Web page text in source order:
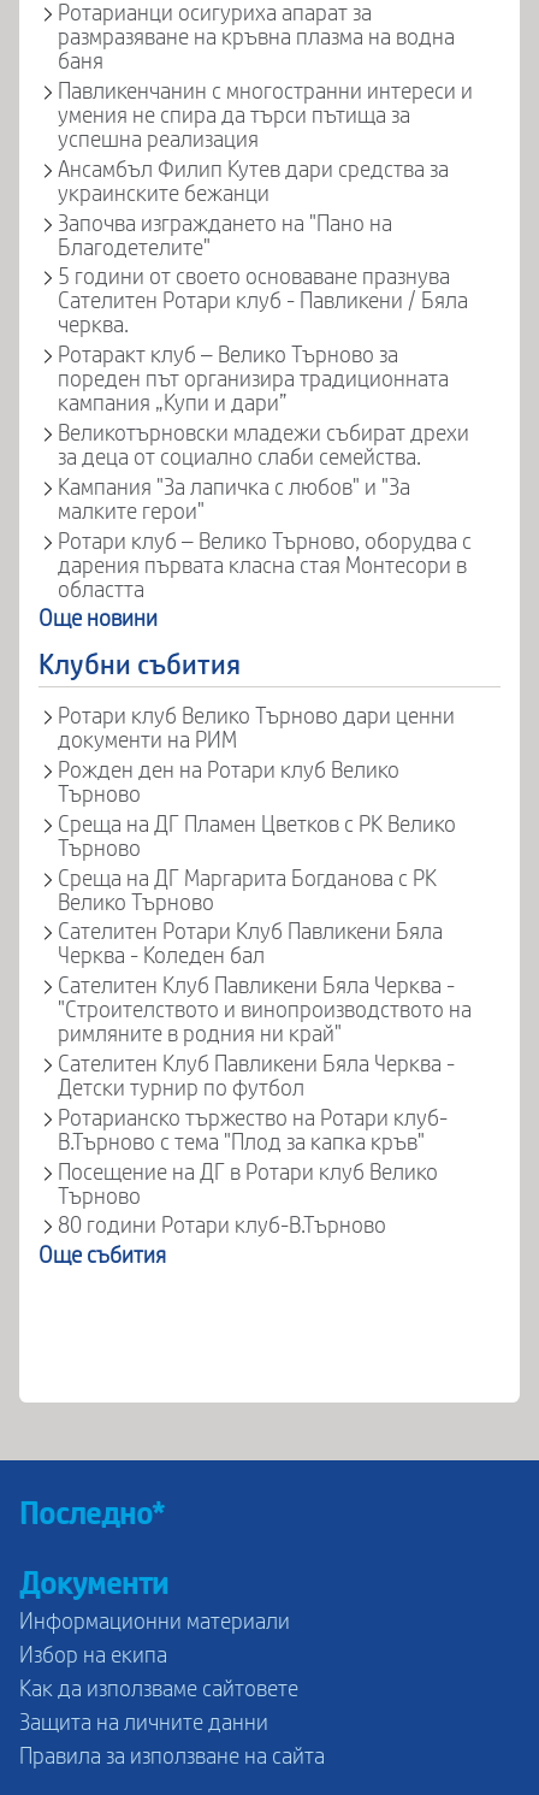
Ротарианци осигуриха апарат за
размразяване на кръвна плазма на водна
баня
Павликенчанин с многостранни интереси и
умения не спира да търси пътища за
успешна реализация
Ансамбъл Филип Кутев дари средства за
украинските бежанци
Започва изграждането на "Пано на
Благодетелите"
5 години от своето основаване празнува
Сателитен Ротари клуб - Павликени / Бяла
черква.
Ротаракт клуб – Велико Търново за
пореден път организира традиционната
кампания „Купи и дари”
Великотърновски младежи събират дрехи
за деца от социално слаби семейства.
Кампания "За лапичка с любов" и "За
малките герои"
Ротари клуб – Велико Търново, оборудва с
дарения първата класна стая Монтесори в
областта
Още новини
Клубни събития
Ротари клуб Велико Търново дари ценни
документи на РИМ
Рожден ден на Ротари клуб Велико
Търново
Среща на ДГ Пламен Цветков с РК Велико
Търново
Среща на ДГ Маргарита Богданова с РК
Велико Търново
Сателитен Ротари Клуб Павликени Бяла
Черква - Коледен бал
Сателитен Клуб Павликени Бяла Черква -
"Строителството и винопроизводството на
римляните в родния ни край"
Сателитен Клуб Павликени Бяла Черква -
Детски турнир по футбол
Ротарианско тържество на Ротари клуб-
В.Търново с тема "Плод за капка кръв"
Посещение на ДГ в Ротари клуб Велико
Търново
80 години Ротари клуб-В.Търново
Още събития
Последно*
Документи
Информационни материали
Избор на екипа
Как да използваме сайтовете
Защита на личните данни
Правила за използване на сайта